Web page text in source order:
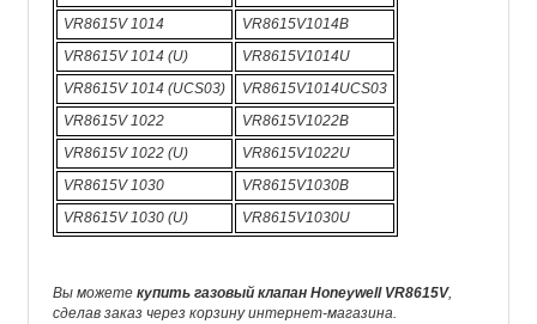
VR8615V 1014
VR8615V1014B
VR8615V 1014 (U)
VR8615V1014U
VR8615V 1014 (UCS03)
VR8615V1014UCS03
VR8615V 1022
VR8615V1022B
VR8615V 1022 (U)
VR8615V1022U
VR8615V 1030
VR8615V1030B
VR8615V 1030 (U)
VR8615V1030U
Вы можете купить газовый клапан Honeywell VR8615V,
сделав заказ через корзину интернет-магазина.